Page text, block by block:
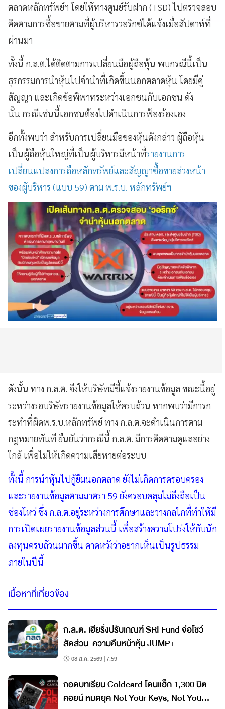
ตลาดหลักทรัพย์ฯ โดยให้ทางศูนย์รับฝาก (TSD) ไปตรวจสอบ
ติดตามการซื้อขายตามที่ผู้บริหารวอริกซ์ได้แจ้งเมื่อสัปดาห์ที่
ผ่านมา
ทั้งนี้ ก.ล.ต.ได้ติดตามการเปลี่ยนมือผู้ถือหุ้น พบกรณีนี้เป็น
ธุรกรรมการนำหุ้นไปจำนำที่เกิดขึ้นนอกตลาดหุ้น โดยมีคู่
สัญญา และเกิดข้อพิพาทระหว่างเอกชนกับเอกชน ดัง
นั้น กรณีเช่นนี้เอกชนต้องไปดำเนินการฟ้องร้องเอง
อีกทั้งพบว่า สำหรับการเปลี่ยนมือของหุ้นดังกล่าว ผู้ถือหุ้น
เป็นผู้ถือหุ้นใหญ่ที่เป็นผู้บริหารมีหน้าที่รายงานการ
เปลี่ยนแปลงการถือหลักทรัพย์และสัญญาซื้อขายล่วงหน้า
ของผู้บริหาร (แบบ 59) ตาม พ.ร.บ. หลักทรัพย์ฯ
ดังนั้น ทาง ก.ล.ต. จึงให้บริษัทมีชี้แจ้งรายงานข้อมูล ขณะนี้อยู่
ระหว่างรอบริษัทรายงานข้อมูลให้ครบถ้วน หากพบว่ามีการก
ระทำที่ผิดพ.ร.บ.หลักทรัพย์ ทาง ก.ล.ต.จะดำเนินการตาม
กฎหมายทันที ยืนยันว่ากรณีนี้ ก.ล.ต. มีการติดตามดูแลอย่าง
ใกล้ เพื่อไม่ให้เกิดความเสียหายต่อระบบ
ทั้งนี้ การนำหุ้นไปกู้ยืมนอกตลาด ยังไม่เกิดการครอบครอง
และรายงานข้อมูลตามมาตรา 59 ยังครอบคลุมไม่ถึงถือเป็น
ช่องโหว่ ซึ่ง ก.ล.ต.อยู่ระหว่างการศึกษาและวางกลไกที่ทำให้มี
การเปิดเผยรายงานข้อมูลส่วนนี้ เพื่อสร้างความโปร่งให้กับนัก
ลงทุนครบถ้วนมากขึ้น คาดหวังว่าอยากเห็นเป็นรูปธรรม
ภายในปีนี้
เนื้อหาที่เกี่ยวข้อง
ก.ล.ต. เฮียริ่งปรับเกณฑ์ SRI Fund จ่อโชว์
สัดส่วน-ความคืบหน้าหุ้น JUMP+
08 ส.ค. 2569 | 7:59
ถอดบทเรียน Coldcard โดนแฮ็ก 1,300 บิต
คอยน์ หมดยุค Not Your Keys, Not Your